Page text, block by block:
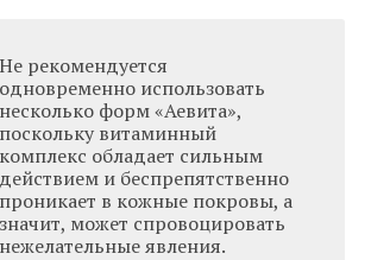
Не рекомендуется
одновременно использовать
несколько форм «Аевита»,
поскольку витаминный
комплекс обладает сильным
действием и беспрепятственно
проникает в кожные покровы, а
значит, может спровоцировать
нежелательные явления.